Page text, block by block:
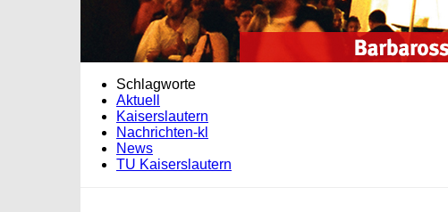
Schlagworte
Aktuell
Kaiserslautern
Nachrichten-kl
News
TU Kaiserslautern